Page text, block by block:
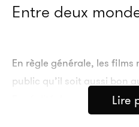
Entre deux
En règle générale, les films
public qu’il soit aussi bon
En réalité, le son d’un film
lorsqu’il rôde à l’orée de
Lire